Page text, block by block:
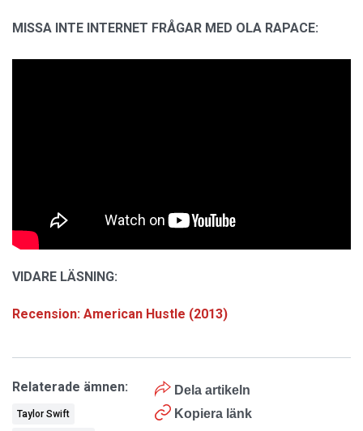
MISSA INTE INTERNET FRÅGAR MED OLA RAPACE:
VIDARE LÄSNING:
Recension: American Hustle (2013)
Dela artikeln
Kopiera länk
Relaterade ämnen:
Taylor Swift